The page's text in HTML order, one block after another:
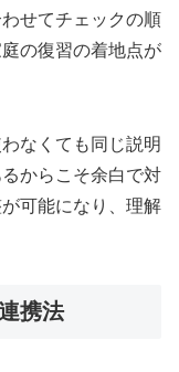
せてチェックの順
の復習の着地点が
なくても同じ説明
からこそ余白で対
可能になり、理解
携法